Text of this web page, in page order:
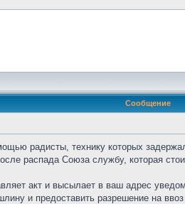
Сообщение
радисты, технику которых
распада Союза службу, которая
акт и высылает в ваш адрес
и предоставить разрешение на